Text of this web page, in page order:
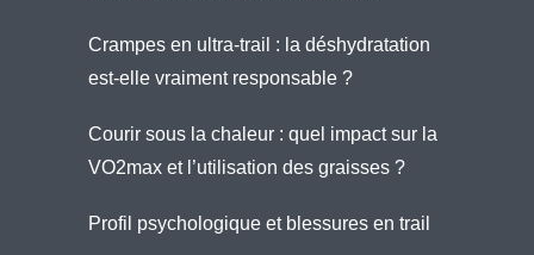
Crampes en ultra-trail : la déshydratation
est-elle vraiment responsable ?
Courir sous la chaleur : quel impact sur la
VO2max et l’utilisation des graisses ?
Profil psychologique et blessures en trail